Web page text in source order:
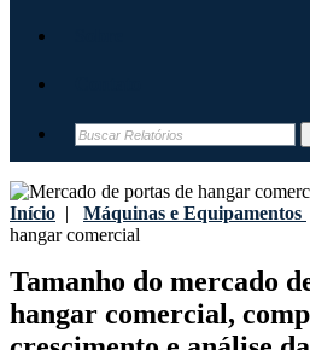
Início | Máquinas e Equipamentos
hangar comercial
Tamanho do mercado
hangar comercial,